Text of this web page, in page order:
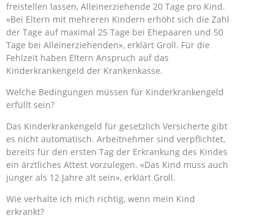
freistellen lassen, Alleinerziehende 20 Tage pro Kind.
«Bei Eltern mit mehreren Kindern erhöht sich die Zahl
der Tage auf maximal 25 Tage bei Ehepaaren und 50
Tage bei Alleinerziehenden», erklärt Groll. Für die
Fehlzeit haben Eltern Anspruch auf das
Kinderkrankengeld der Krankenkasse.
Welche Bedingungen müssen für Kinderkrankengeld
erfüllt sein?
Das Kinderkrankengeld für gesetzlich Versicherte gibt
es nicht automatisch. Arbeitnehmer sind verpflichtet,
bereits für den ersten Tag der Erkrankung des Kindes
ein ärztliches Attest vorzulegen. «Das Kind muss auch
jünger als 12 Jahre alt sein», erklärt Groll.
Wie verhalte ich mich richtig, wenn mein Kind
erkrankt?